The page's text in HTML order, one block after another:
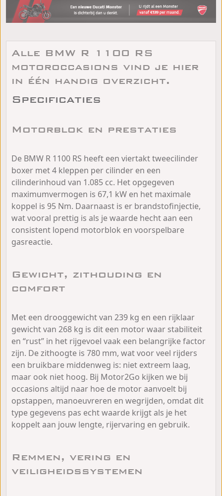
Alle BMW R 1100 RS
motoroccasions vind je hier
in één handig overzicht.
Specificaties
Motorblok en prestaties
De BMW R 1100 RS heeft een viertakt tweecilinder
boxer met 4 kleppen per cilinder en een
cilinderinhoud van 1.085 cc. Het opgegeven
maximumvermogen is 67,1 kW en het maximale
koppel is 95 Nm. Daarnaast is er brandstofinjectie,
wat vooral prettig is als je waarde hecht aan een
consistent lopend motorblok en voorspelbare
gasreactie.
Gewicht, zithouding en
comfort
Met een drooggewicht van 239 kg en een rijklaar
gewicht van 268 kg is dit een motor waar stabiliteit
en “rust” in het rijgevoel vaak een belangrijke factor
zijn. De zithoogte is 780 mm, wat voor veel rijders
een bruikbare middenweg is: niet extreem laag,
maar ook niet hoog. Bij Motor2Go kijken we bij
occasions altijd naar hoe de motor aanvoelt bij
opstappen, manoeuvreren en wegrijden, omdat dit
type gegevens pas echt waarde krijgt als je het
koppelt aan jouw lengte, rijervaring en gebruik.
Remmen, vering en
veiligheidssystemen